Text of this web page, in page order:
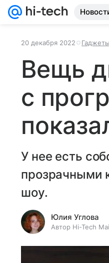
20 декабря 2022 Гаджеты
Вещь
с
У нее есть
прозрачными
шоу.
Юлия Углова
Автор Hi-Tech